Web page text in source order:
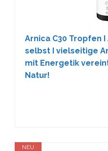
Arnica C30 Tropfen
selbst I vielseitige
mit Energetik
Natur!
NEU